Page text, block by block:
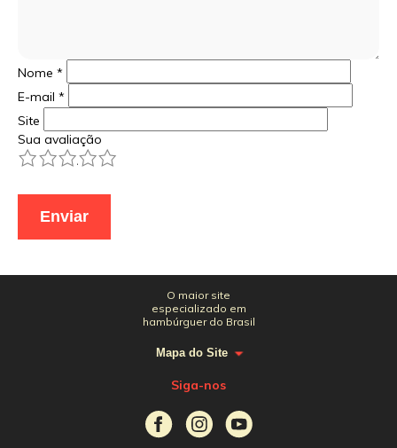
Nome *
E-mail *
Site
Sua avaliação
5
4
3
2
O maior site
especializado em
hambúrguer do Brasil
Mapa do Site
Siga-nos